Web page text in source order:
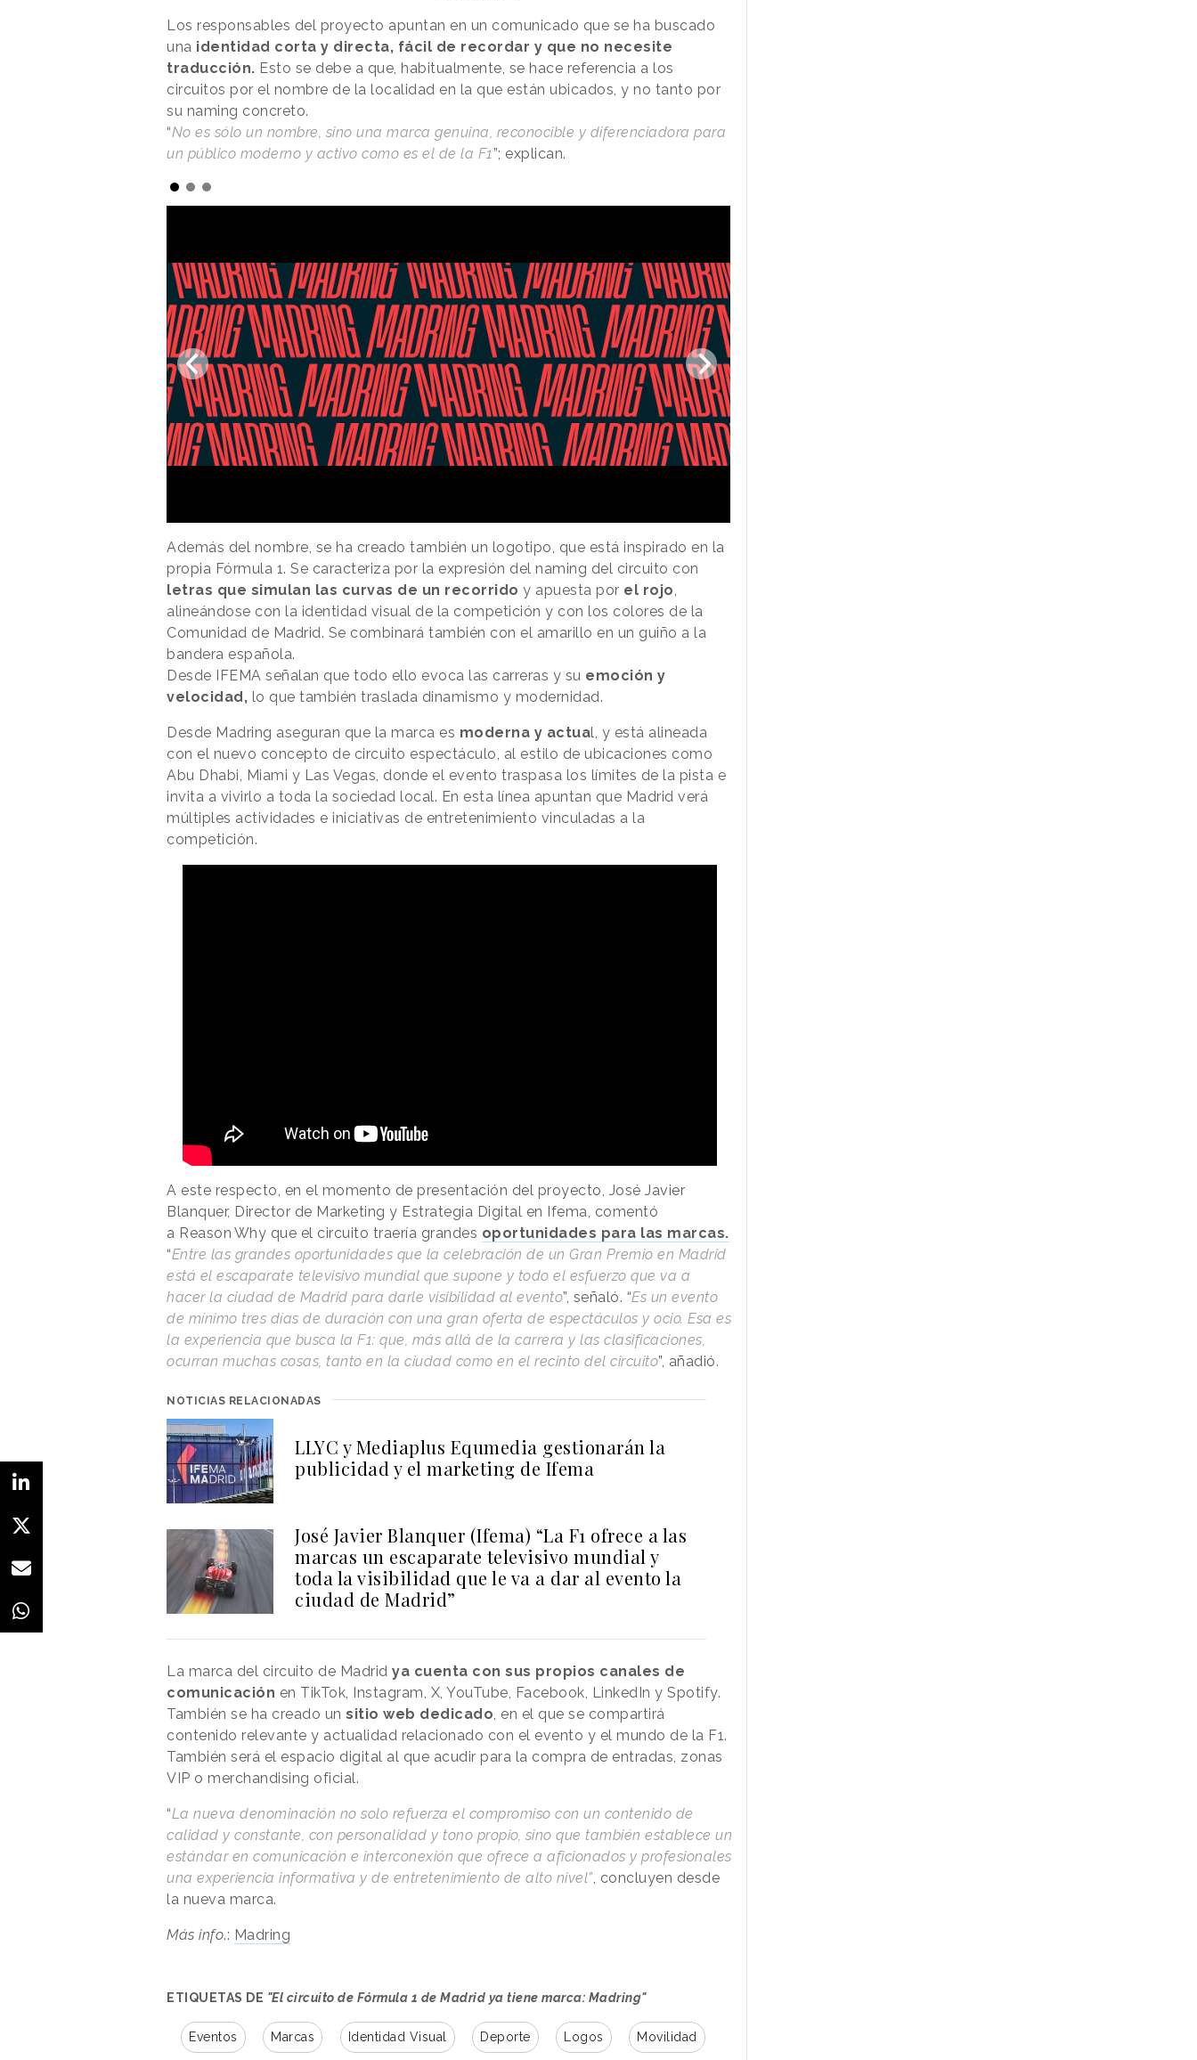
Los responsables del proyecto apuntan en un comunicado que se ha buscado
una identidad corta y directa, fácil de recordar y que no necesite
traducción. Esto se debe a que, habitualmente, se hace referencia a los
circuitos por el nombre de la localidad en la que están ubicados, y no tanto por
su naming concreto.
“No es sólo un nombre, sino una marca genuina, reconocible y diferenciadora para
un público moderno y activo como es el de la F1”; explican.
Además del nombre, se ha creado también un logotipo, que está inspirado en la
propia Fórmula 1. Se caracteriza por la expresión del naming del circuito con
letras que simulan las curvas de un recorrido y apuesta por el rojo,
alineándose con la identidad visual de la competición y con los colores de la
Comunidad de Madrid. Se combinará también con el amarillo en un guiño a la
bandera española.
Desde IFEMA señalan que todo ello evoca las carreras y su emoción y
velocidad, lo que también traslada dinamismo y modernidad.
Desde Madring aseguran que la marca es moderna y actual, y está alineada
con el nuevo concepto de circuito espectáculo, al estilo de ubicaciones como
Abu Dhabi, Miami y Las Vegas, donde el evento traspasa los límites de la pista e
invita a vivirlo a toda la sociedad local. En esta línea apuntan que Madrid verá
múltiples actividades e iniciativas de entretenimiento vinculadas a la
competición.
A este respecto, en el momento de presentación del proyecto, José Javier
Blanquer, Director de Marketing y Estrategia Digital en Ifema, comentó
a Reason Why que el circuito traería grandes oportunidades para las marcas.
“Entre las grandes oportunidades que la celebración de un Gran Premio en Madrid
está el escaparate televisivo mundial que supone y todo el esfuerzo que va a
hacer la ciudad de Madrid para darle visibilidad al evento”, señaló. “Es un evento
de mínimo tres días de duración con una gran oferta de espectáculos y ocio. Esa es
la experiencia que busca la F1: que, más allá de la carrera y las clasificaciones,
ocurran muchas cosas, tanto en la ciudad como en el recinto del circuito”, añadió.
NOTICIAS RELACIONADAS
LLYC y Mediaplus Equmedia gestionarán la
publicidad y el marketing de Ifema
José Javier Blanquer (Ifema) “La F1 ofrece a las
marcas un escaparate televisivo mundial y
toda la visibilidad que le va a dar al evento la
ciudad de Madrid”
La marca del circuito de Madrid ya cuenta con sus propios canales de
comunicación en TikTok, Instagram, X, YouTube, Facebook, LinkedIn y Spotify.
También se ha creado un sitio web dedicado, en el que se compartirá
contenido relevante y actualidad relacionado con el evento y el mundo de la F1.
También será el espacio digital al que acudir para la compra de entradas, zonas
VIP o merchandising oficial.
“La nueva denominación no solo refuerza el compromiso con un contenido de
calidad y constante, con personalidad y tono propio, sino que también establece un
estándar en comunicación e interconexión que ofrece a aficionados y profesionales
una experiencia informativa y de entretenimiento de alto nivel”, concluyen desde
la nueva marca.
Más info.: Madring
ETIQUETAS DE "El circuito de Fórmula 1 de Madrid ya tiene marca: Madring"
Eventos Marcas Identidad Visual Deporte Logos Movilidad